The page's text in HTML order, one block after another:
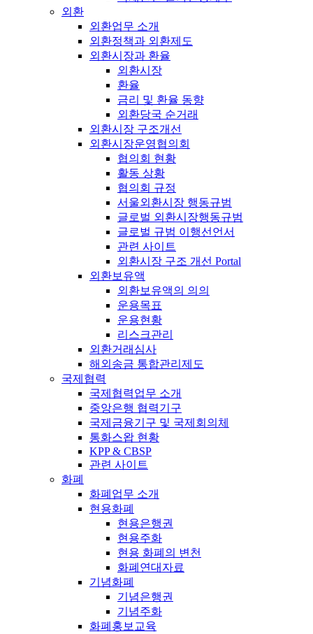
외환
외환업무 소개
외환정책과 외환제도
외환시장과 환율
외환시장
환율
금리 및 환율 동향
외환당국 순거래
외환시장 구조개선
외환시장운영협의회
협의회 현황
활동 상황
협의회 규정
서울외환시장 행동규범
글로벌 외환시장행동규범
글로벌 규범 이행선언서
관련 사이트
외환시장 구조 개선 Portal
외환보유액
외환보유액의 의의
운용목표
운용현황
리스크관리
외환거래심사
해외송금 통합관리제도
국제협력
국제협력업무 소개
중앙은행 협력기구
국제금융기구 및 국제회의체
통화스왑 현황
KPP & CBSP
관련 사이트
화폐
화폐업무 소개
현용화폐
현용은행권
현용주화
현용 화폐의 변천
화폐연대자료
기념화폐
기념은행권
기념주화
화폐홍보교육